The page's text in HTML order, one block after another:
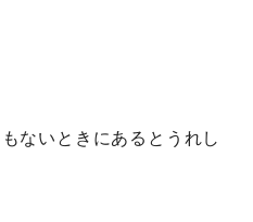
ないときにあるとうれし